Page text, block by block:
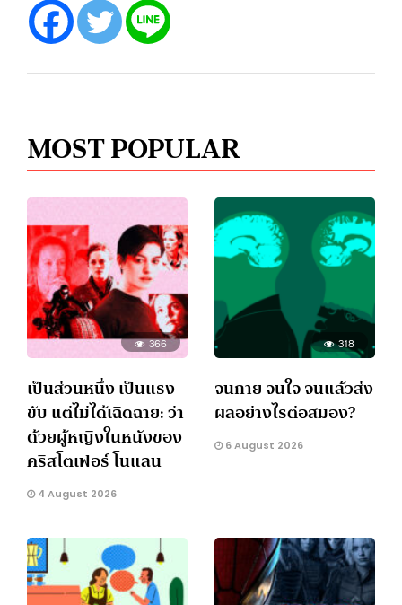
MOST POPULAR
366
เป็นส่วนหนึ่ง เป็นแรง
ขับ แต่ไม่ได้เฉิดฉาย: ว่า
ด้วยผู้หญิงในหนังของ
คริสโตเฟอร์ โนแลน
4 August 2026
318
จนกาย จนใจ จนแล้วส่ง
ผลอย่างไรต่อสมอง?
6 August 2026